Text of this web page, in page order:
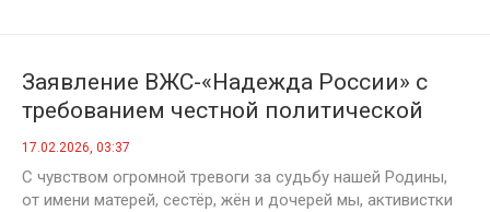
Заявление ВЖС-«Надежда России» с
требованием честной политической
борьбы
17.02.2026, 03:37
С чувством огромной тревоги за судьбу нашей Родины,
от имени матерей, сестёр, жён и дочерей мы, активистки